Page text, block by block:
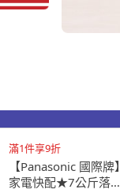
滿1件享9折
【Panasonic 國際牌】
家電快配★7公斤落地